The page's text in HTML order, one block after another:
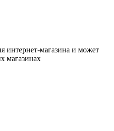
интернет-магазина и может
магазинах